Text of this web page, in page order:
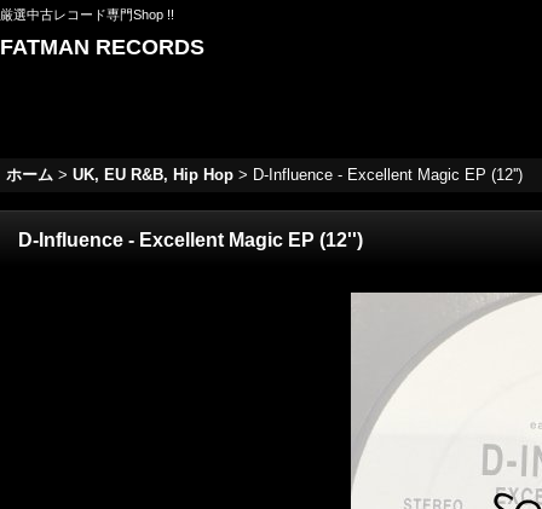
厳選中古レコード専門Shop !!
FATMAN RECORDS
ホーム > UK, EU R&B, Hip Hop > D-Influence - Excellent Magic EP (12'')
D-Influence - Excellent Magic EP (12'')